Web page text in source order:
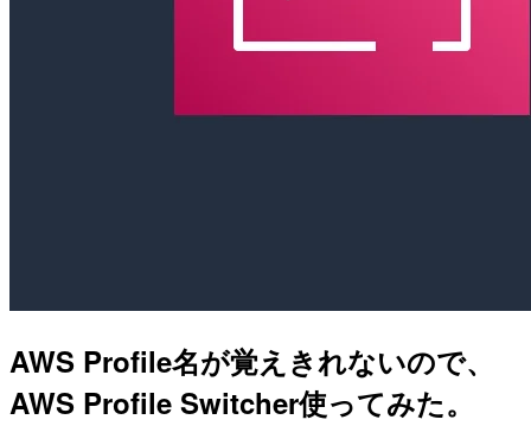
AWS Profile名が覚えきれないので、
AWS Profile Switcher使ってみた。